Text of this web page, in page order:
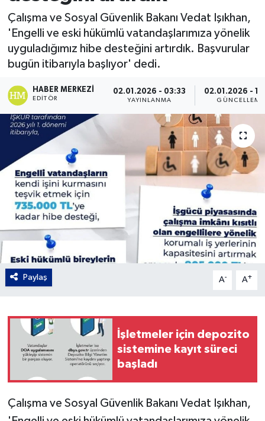
Çalışma ve Sosyal Güvenlik Bakanı Vedat Işıkhan,
'Engelli ve eski hükümlü vatandaşlarımıza yönelik
uyguladığımız hibe desteğini artırdık. Başvurular
bugün itibarıyla başlıyor' dedi.
HABER MERKEZI
EDITÖR
02.01.2026 - 03:33
YAYINLANMA
02.01.2026 -
GÜNCELLEME
Paylaş A- A+
İşletmeler için depozito
sistemine kayıt süreci
başladı
Çalışma ve Sosyal Güvenlik Bakanı Vedat Işıkhan,
Türk Dünyası
Polatlı
Haber Arşivi